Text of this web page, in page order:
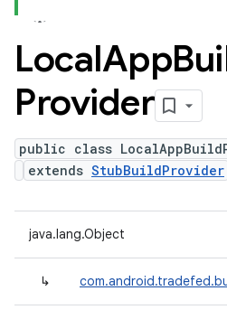
LocalApp
Provider
public class
extends StubBuildProvider
java.lang.Object
↳